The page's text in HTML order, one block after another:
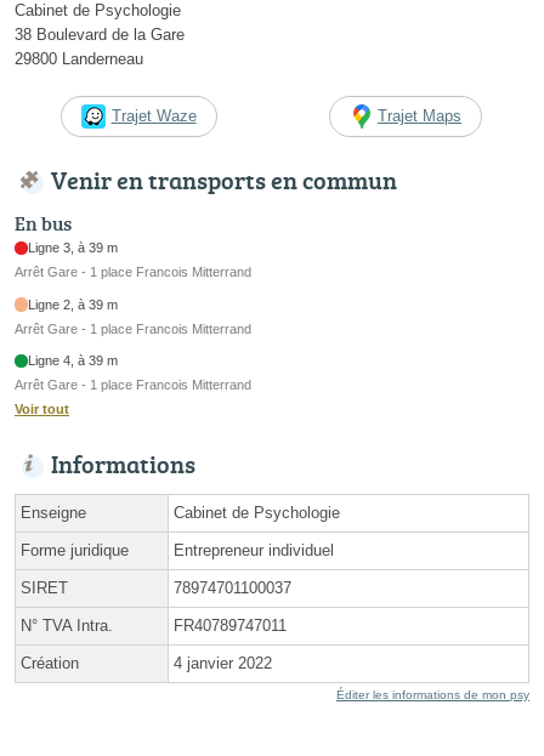
Cabinet de Psychologie
38 Boulevard de la Gare
29800 Landerneau
Trajet Waze Trajet Maps
Venir en transports en commun
En bus
Ligne 3, à 39 m
Arrêt Gare - 1 place Francois Mitterrand
Ligne 2, à 39 m
Arrêt Gare - 1 place Francois Mitterrand
Ligne 4, à 39 m
Arrêt Gare - 1 place Francois Mitterrand
Voir tout
Informations
Enseigne Cabinet de Psychologie
Forme juridique Entrepreneur individuel
SIRET 78974701100037
N° TVA Intra. FR40789747011
Création 4 janvier 2022
Éditer les informations de mon psy